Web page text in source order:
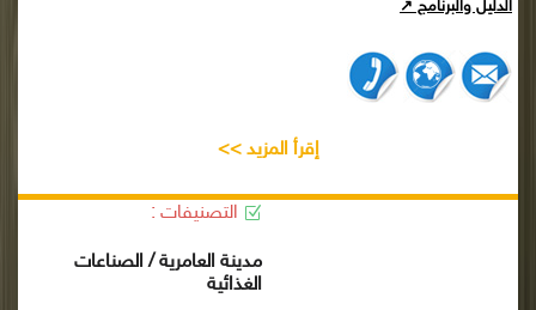
الدليل والبرنامج ↗
إقرأ المزيد >>
التصنيفات :
مدينة العامرية / الصناعات
الغذائية